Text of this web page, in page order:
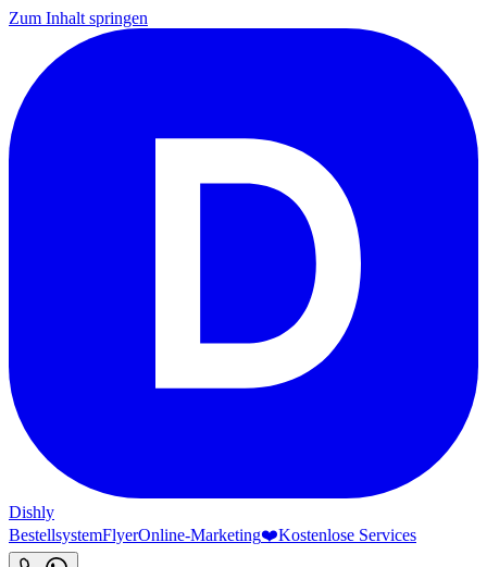
Zum Inhalt springen
Dishly
BestellsystemFlyerOnline-Marketing❤️Kostenlose Services